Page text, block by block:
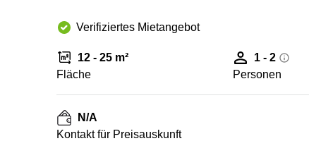
Verifiziertes Mietangebot
12 - 25 m²
Fläche
1 - 2
Personen
N/A
Kontakt für Preisauskunft